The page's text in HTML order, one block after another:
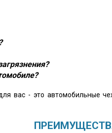
вас - это автомобильные